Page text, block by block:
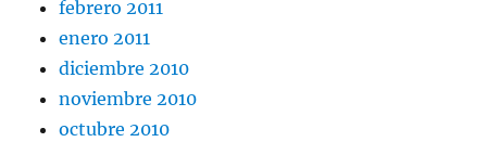
febrero 2011
enero 2011
diciembre 2010
noviembre 2010
octubre 2010